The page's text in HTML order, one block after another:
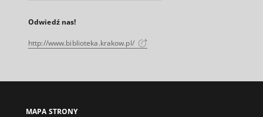
Odwiedź nas!
http://www.biblioteka.krakow.pl/
MAPA STRONY